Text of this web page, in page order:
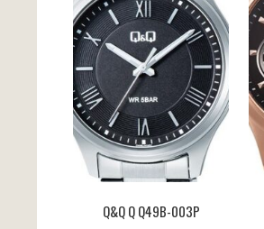
Q&Q Q Q49B-003P